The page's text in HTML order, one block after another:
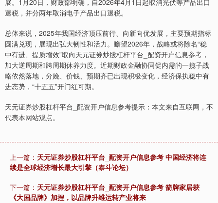
展。1月20日，财政部明确，自2026年4月1日起取消光伏等产品出口
退税，并分两年取消电子产品出口退税。
总体来说，2025年我国经济顶压前行、向新向优发展，主要预期指标
圆满兑现，展现出弘大韧性和活力。瞻望2026年，战略或将除名“稳
中有进、提质增效”取向天元证券炒股杠杆平台_配资开户信息参考，
加大逆周期和跨周期休养力度。近期财政金融协同促内需的一揽子战
略依然落地，分娩、价钱、预期齐已出现积极变化，经济保执稳中有
进态势，“十五五”开门红可期。
天元证券炒股杠杆平台_配资开户信息参考提示：本文来自互联网，不
代表本网站观点。
上一篇： 天元证券炒股杠杆平台_配资开户信息参考 中国经济将连
续是全球经济增长最大引擎（泰斗论坛）
下一篇： 天元证券炒股杠杆平台_配资开户信息参考 箭牌家居获
《大国品牌》加捏，以品牌升维运转产业将来